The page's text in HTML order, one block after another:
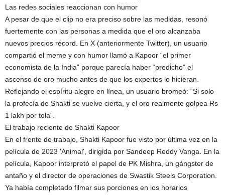
Las redes sociales reaccionan con humor
A pesar de que el clip no era preciso sobre las medidas, resonó
fuertemente con las personas a medida que el oro alcanzaba
nuevos precios récord. En X (anteriormente Twitter), un usuario
compartió el meme y con humor llamó a Kapoor “el primer
economista de la India” porque parecía haber “predicho” el
ascenso de oro mucho antes de que los expertos lo hicieran.
Reflejando el espíritu alegre en línea, un usuario bromeó: “Si solo
la profecía de Shakti se vuelve cierta, y el oro realmente golpea Rs
1 lakh por tola”.
El trabajo reciente de Shakti Kapoor
En el frente de trabajo, Shakti Kapoor fue visto por última vez en la
película de 2023 'Animal', dirigida por Sandeep Reddy Vanga. En la
película, Kapoor interpretó el papel de PK Mishra, un gángster de
antaño y el director de operaciones de Swastik Steels Corporation.
Ya había completado filmar sus porciones en los horarios